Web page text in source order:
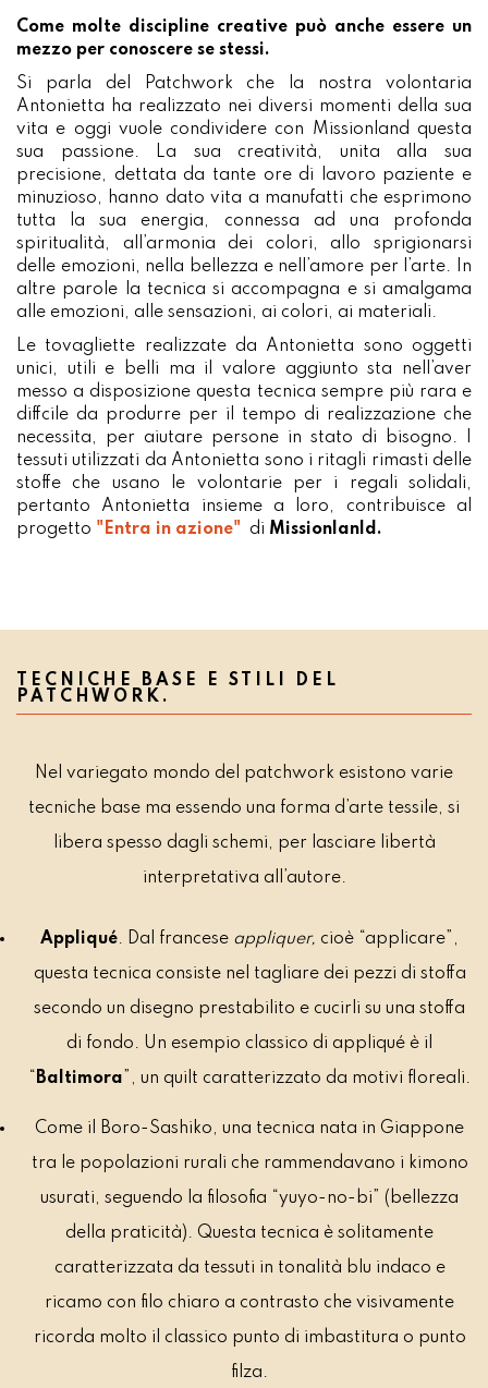
Come molte discipline creative può anche essere un
mezzo per conoscere se stessi.
Si parla del Patchwork che la nostra volontaria
Antonietta ha realizzato nei diversi momenti della sua
vita e oggi vuole condividere con Missionland questa
sua passione. La sua creatività, unita alla sua
precisione, dettata da tante ore di lavoro paziente e
minuzioso, hanno dato vita a manufatti che esprimono
tutta la sua energia, connessa ad una profonda
spiritualità, all’armonia dei colori, allo sprigionarsi
delle emozioni, nella bellezza e nell’amore per l’arte. In
altre parole la tecnica si accompagna e si amalgama
alle emozioni, alle sensazioni, ai colori, ai materiali.
Le tovagliette realizzate da Antonietta sono oggetti
unici, utili e belli ma il valore aggiunto sta nell’aver
messo a disposizione questa tecnica sempre più rara e
diffcile da produrre per il tempo di realizzazione che
necessita, per aiutare persone in stato di bisogno. I
tessuti utilizzati da Antonietta sono i ritagli rimasti delle
stoffe che usano le volontarie per i regali solidali,
pertanto Antonietta insieme a loro, contribuisce al
progetto "Entra in azione" di Missionlanld.
TECNICHE BASE E STILI DEL
PATCHWORK.
Nel variegato mondo del patchwork esistono varie
tecniche base ma essendo una forma d’arte tessile, si
libera spesso dagli schemi, per lasciare libertà
interpretativa all’autore.
Appliqué. Dal francese appliquer, cioè “applicare”,
questa tecnica consiste nel tagliare dei pezzi di stoffa
secondo un disegno prestabilito e cucirli su una stoffa
di fondo. Un esempio classico di appliqué è il
Baltimora ”, un quilt caratterizzato da motivi floreali.
Come il Boro-Sashiko, una tecnica nata in Giappone
tra le popolazioni rurali che rammendavano i kimono
usurati, seguendo la filosofia “yuyo-no-bi” (bellezza
della praticità). Questa tecnica è solitamente
caratterizzata da tessuti in tonalità blu indaco e
ricamo con filo chiaro a contrasto che visivamente
ricorda molto il classico punto di imbastitura o punto
filza.